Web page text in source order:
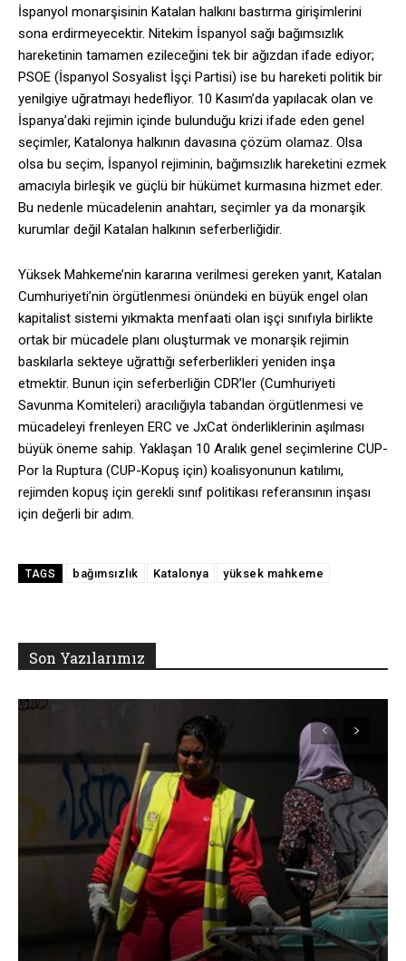
İspanyol monarşisinin Katalan halkını bastırma girişimlerini
sona erdirmeyecektir. Nitekim İspanyol sağı bağımsızlık
hareketinin tamamen ezileceğini tek bir ağızdan ifade ediyor;
PSOE (İspanyol Sosyalist İşçi Partisi) ise bu hareketi politik bir
yenilgiye uğratmayı hedefliyor. 10 Kasım’da yapılacak olan ve
İspanya’daki rejimin içinde bulunduğu krizi ifade eden genel
seçimler, Katalonya halkının davasına çözüm olamaz. Olsa
olsa bu seçim, İspanyol rejiminin, bağımsızlık hareketini ezmek
amacıyla birleşik ve güçlü bir hükümet kurmasına hizmet eder.
Bu nedenle mücadelenin anahtarı, seçimler ya da monarşik
kurumlar değil Katalan halkının seferberliğidir.
Yüksek Mahkeme’nin kararına verilmesi gereken yanıt, Katalan
Cumhuriyeti’nin örgütlenmesi önündeki en büyük engel olan
kapitalist sistemi yıkmakta menfaati olan işçi sınıfıyla birlikte
ortak bir mücadele planı oluşturmak ve monarşik rejimin
baskılarla sekteye uğrattığı seferberlikleri yeniden inşa
etmektir. Bunun için seferberliğin CDR’ler (Cumhuriyeti
Savunma Komiteleri) aracılığıyla tabandan örgütlenmesi ve
mücadeleyi frenleyen ERC ve JxCat önderliklerinin aşılması
büyük öneme sahip. Yaklaşan 10 Aralık genel seçimlerine CUP-
Por la Ruptura (CUP-Kopuş için) koalisyonunun katılımı,
rejimden kopuş için gerekli sınıf politikası referansının inşası
için değerli bir adım.
TAGS bağımsızlık Katalonya yüksek mahkeme
Son Yazılarımız